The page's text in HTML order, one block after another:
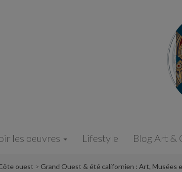
les oeuvres Lifestyle Blog Art &
ouest Grand Ouest & été californien : Art, Musées